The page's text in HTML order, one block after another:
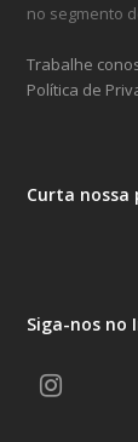
no segmento
Trabalhe
Política de
Curta nossa
Siga-nos no